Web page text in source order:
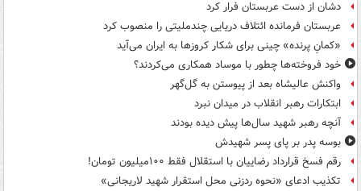
دشان از دست عربستان فرار کرد
عربستان فرمانده ائتلاف دریایی چندملیتی را منصوب کرد
«کمانِ پرنده» چینی برای شکار کروزها به ایران می‌آید
خود فروخته‌ها چطور با موساد همکاری می‌کردند؟
واکنش عالیشاه بعد از پیوستن به گل‌گهر
ابتکارات رهبر انقلاب در میدان نبرد
آنچه رهبر شهید سال‌ها پیش دیده بودند
بوسه‌ پدر بر پای پسر شهیدش
رقم فسخ قرارداد رضاییان با استقلال فقط ۱۰۰میلیون تومان!
تکذیب ادعای «نحوه ردزنی محل استقرار شهید لاریجانی»